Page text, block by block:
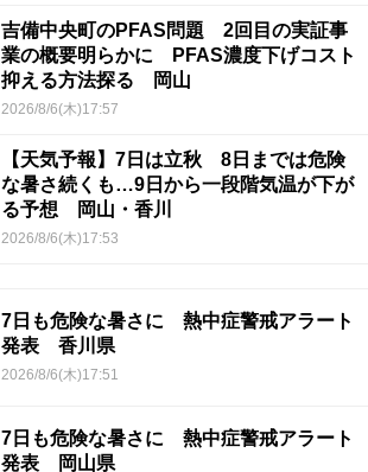
吉備中央町のPFAS問題 2回目の実証事
業の概要明らかに PFAS濃度下げコスト
抑える方法探る 岡山
2026/8/6(木)17:57
【天気予報】7日は立秋 8日までは危険
な暑さ続くも…9日から一段階気温が下が
る予想 岡山・香川
2026/8/6(木)17:53
7日も危険な暑さに 熱中症警戒アラート
発表 香川県
2026/8/6(木)17:51
7日も危険な暑さに 熱中症警戒アラート
発表 岡山県